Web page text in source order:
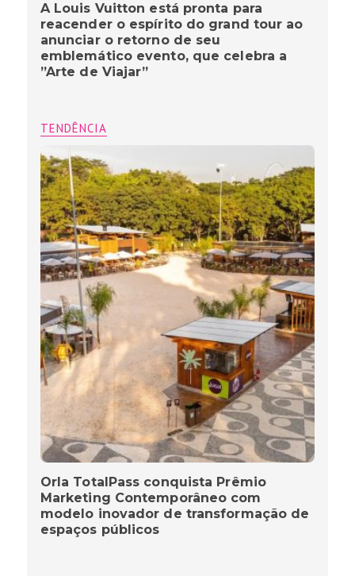
A Louis Vuitton está pronta para
reacender o espírito do grand tour ao
anunciar o retorno de seu
emblemático evento, que celebra a
”Arte de Viajar”
TENDÊNCIA
Orla TotalPass conquista Prêmio
Marketing Contemporâneo com
modelo inovador de transformação de
espaços públicos